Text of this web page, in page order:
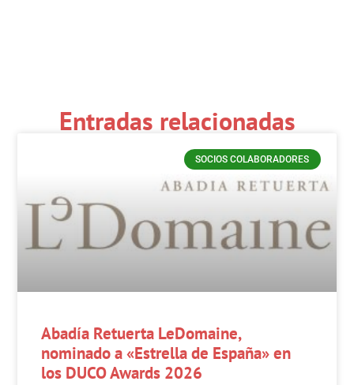
Entradas relacionadas
SOCIOS COLABORADORES
Abadía Retuerta LeDomaine,
nominado a «Estrella de España» en
los DUCO Awards 2026